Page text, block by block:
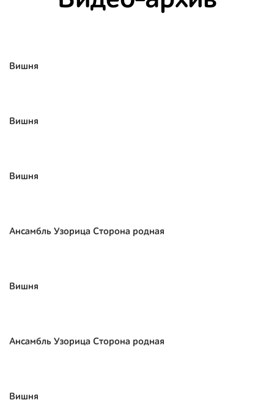
Вишня
Вишня
Вишня
Ансамбль Узорица Сторона родная
Вишня
Ансамбль Узорица Сторона родная
Вишня